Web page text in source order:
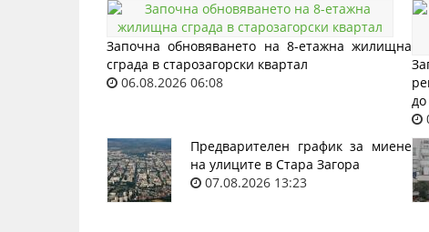
Започна обновяването на 8-етажна жилищна
сграда в старозагорски квартал
06.08.2026 06:08
Предварителен график за миене
на улиците в Стара Загора
07.08.2026 13:23